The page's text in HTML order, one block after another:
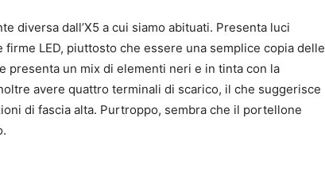
diversa dall’X5 a cui siamo abituati. Presenta luci
LED, piuttosto che essere una semplice copia delle
presenta un mix di elementi neri e in tinta con la
avere quattro terminali di scarico, il che suggerisce
di fascia alta. Purtroppo, sembra che il portellone